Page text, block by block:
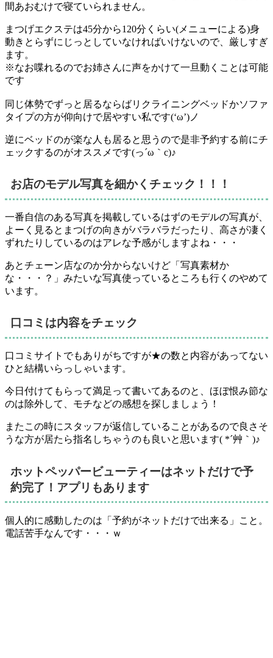
間あおむけで寝ていられません。
まつげエクステは45分から120分くらい(メニューによる)身
動きとらずにじっとしていなければいけないので、厳しすぎ
ます。
※なお喋れるのでお姉さんに声をかけて一旦動くことは可能
です
同じ体勢でずっと居るならばリクライニングベッドかソファ
タイプの方が仰向けで居やすい私です(‘ω’)ノ
逆にベッドのが楽な人も居ると思うので是非予約する前にチ
ェックするのがオススメです(っ´ω｀c)♪
お店のモデル写真を細かくチェック！！！
一番自信のある写真を掲載しているはずのモデルの写真が、
よーく見るとまつげの向きがバラバラだったり、高さが凄く
ずれたりしているのはアレな予感がしますよね・・・
あとチェーン店なのか分からないけど「写真素材か
な・・・？」みたいな写真使っているところも行くのやめて
います。
口コミは内容をチェック
口コミサイトでもありがちですが★の数と内容があってない
ひと結構いらっしゃいます。
今日付けてもらって満足って書いてあるのと、ほぼ恨み節な
のは除外して、モチなどの感想を探しましょう！
またこの時にスタッフが返信していることがあるので良さそ
うな方が居たら指名しちゃうのも良いと思います( *´艸｀)♪
ホットペッパービューティーはネットだけで予
約完了！アプリもあります
個人的に感動したのは「予約がネットだけで出来る」こと。
電話苦手なんです・・・ｗ